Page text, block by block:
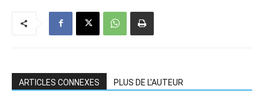
ARTICLES CONNEXES PLUS DE L'AUTEUR